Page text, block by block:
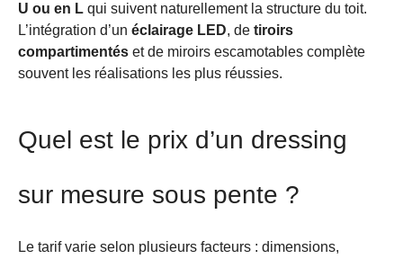
U ou en L qui suivent naturellement la structure du toit.
L’intégration d’un éclairage LED, de tiroirs
compartimentés et de miroirs escamotables complète
souvent les réalisations les plus réussies.
Quel est le prix d’un dressing
sur mesure sous pente ?
Le tarif varie selon plusieurs facteurs : dimensions,